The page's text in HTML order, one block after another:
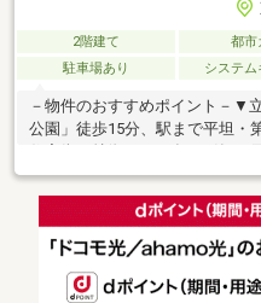
2階建て 都市
駐車場あり
システム
－物件のおすすめポイント－▼
公園」徒歩15分、駅まで平坦・
む対面式キッチン、パントリー
面室が近い配置・駐車場有(車
浄水器一体型水栓・浴室乾燥機
井町7丁目店 徒歩7分(約500m)
物件の詳細・ご相談はお気軽に